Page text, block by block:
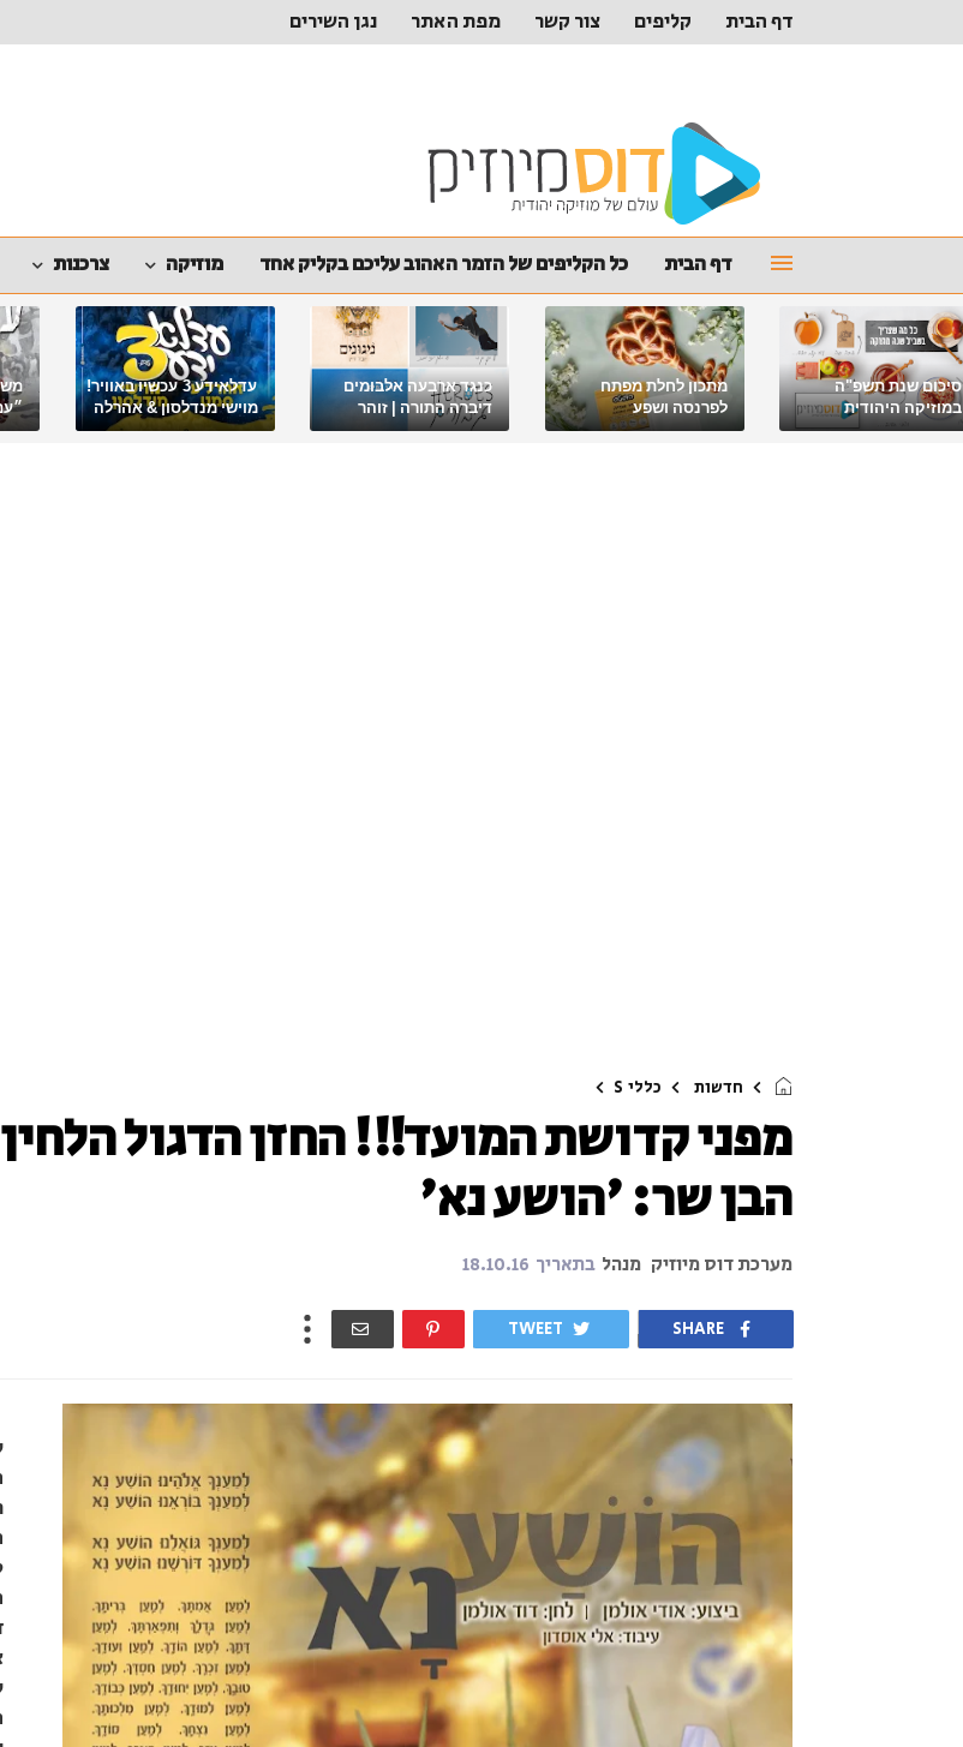
דף הבית קליפים צור קשר מפת האתר נגן השירים
דף הבית כל הקליפים של הזמר האהוב עליכם בקליק אחד מוזיקה צרכנות
סיכום שנת תשפ"ה
במוזיקה היהודית
מתכון לחלת מפתח
לפרנסה ושפע
כנגד ארבעה אלבומים
דיברה התורה | זוהר
מלאכי
עדלאידע 3 עכשיו באוויר!
מוישי מנדלסון & אהרלה
סאמעט באלבום פורימי
חדשות כללי S
מפני קדושת המועד!!! החזן הדגול
הבן שר: 'הושע נא'
מערכת דוס מיוזיק מנהל בתאריך 18.10.16
SHARE
TWEET